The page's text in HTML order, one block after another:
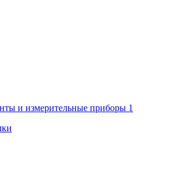
и измерительные приборы 1